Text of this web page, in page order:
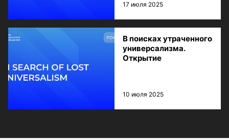
17 июля 2025
В поисках утраченного
универсализма.
Открытие
10 июля 2025